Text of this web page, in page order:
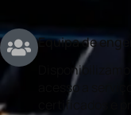
Equipa de
acesso a
certificados e